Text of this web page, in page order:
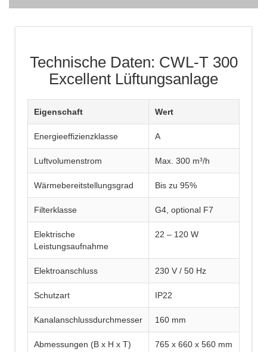
Technische Daten: CWL-T 300
Excellent Lüftungsanlage
Eigenschaft Wert
Energieeffizienzklasse A
Luftvolumenstrom Max. 300 m³/h
Wärmebereitstellungsgrad Bis zu 95%
Filterklasse G4, optional F7
Elektrische
Leistungsaufnahme
22 – 120 W
Elektroanschluss 230 V / 50 Hz
Schutzart IP22
Kanalanschlussdurchmesser 160 mm
Abmessungen (B x H x T) 765 x 660 x 560 mm